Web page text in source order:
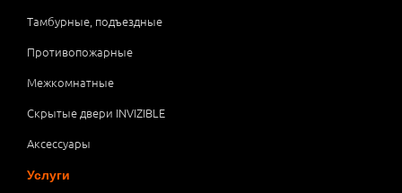
Тамбурные, подъездные
Противопожарные
Межкомнатные
Скрытые двери INVIZIBLE
Аксессуары
Услуги